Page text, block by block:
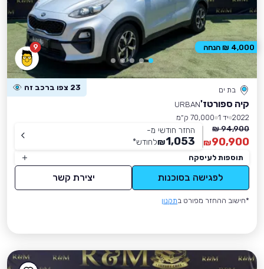
9
בת ים 23 צפו ברכב זה
קיה ספורטז'URBAN
2022 יד 1
70,000 ק״מ
94,900 ₪
90,900
₪
החזר חודשי מ-
1,053
₪לחודש*
תוספות לעיסקה
לפגישה בסוכנות יצירת קשר
*חישוב ההחזר מפורט בתקנון
4,000 ₪ הנחה